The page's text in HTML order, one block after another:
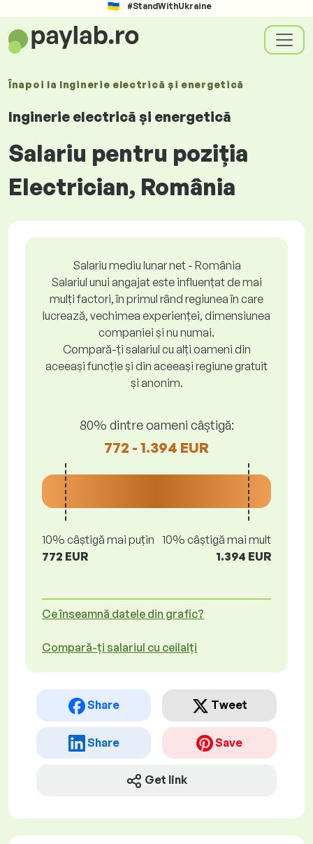
#StandWithUkraine
Înapoi la Inginerie electrică și energetică
Inginerie electrică și energetică
Salariu pentru poziția
Electrician, România
Salariu mediu lunar net - România
Salariul unui angajat este influențat de mai
mulți factori, în primul rând regiunea în care
lucrează, vechimea experienței, dimensiunea
companiei și nu numai.
Compară-ți salariul cu alți oameni din
aceeași funcție și din aceeași regiune gratuit
și anonim.
80% dintre oameni câștigă:
772 - 1.394 EUR
10% câștigă mai puțin
772 EUR
10% câștigă mai mult
1.394 EUR
Ce înseamnă datele din grafic?
Compară-ți salariul cu ceilalți
Share Tweet
Share Save
Get link